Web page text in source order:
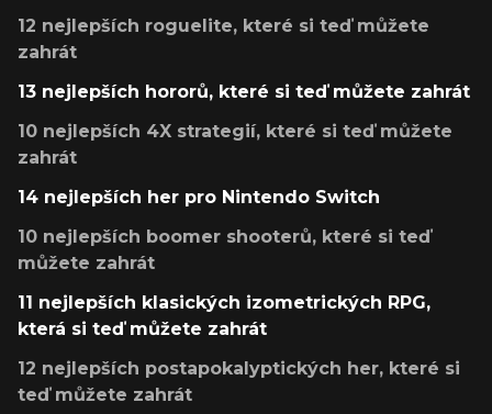
12 nejlepších roguelite, které si teď můžete
zahrát
13 nejlepších hororů, které si teď můžete zahrát
10 nejlepších 4X strategií, které si teď můžete
zahrát
14 nejlepších her pro Nintendo Switch
10 nejlepších boomer shooterů, které si teď
můžete zahrát
11 nejlepších klasických izometrických RPG,
která si teď můžete zahrát
12 nejlepších postapokalyptických her, které si
teď můžete zahrát